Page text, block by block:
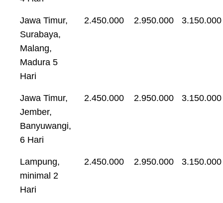
Jawa Timur,
Surabaya,
Malang,
Madura 5
Hari
2.450.000 2.950.000 3.150.000
Jawa Timur,
Jember,
Banyuwangi,
6 Hari
2.450.000 2.950.000 3.150.000
Lampung,
minimal 2
Hari
2.450.000 2.950.000 3.150.000